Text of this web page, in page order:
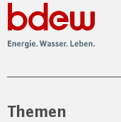
Themen